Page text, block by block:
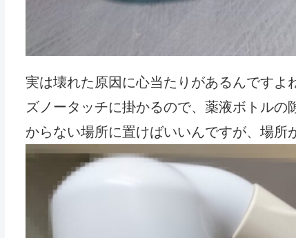
実は壊れた原因に心当たりがあるんです
ズノータッチに掛かるので、薬液ボトル
からない場所に置けばいいんですが、場所